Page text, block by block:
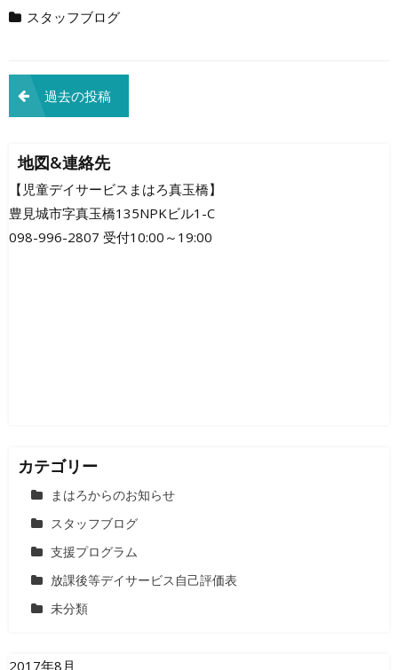
スタッフブログ
投
稿
ナ
ビ
ゲ
過去の投稿
地図&連絡先
【児童デイサービスまはろ真玉橋】
豊見城市字真玉橋135NPKビル1-C
098-996-2807 受付10:00～19:00
カテゴリー
まはろからのお知らせ
スタッフブログ
支援プログラム
放課後等デイサービス自己評価表
未分類
2017年8月